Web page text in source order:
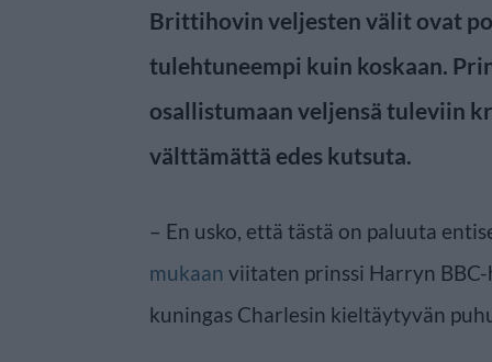
Brittihovin veljesten välit ovat
tulehtuneempi kuin koskaan.
osallistumaan veljensä tuleviin
välttämättä edes kutsuta.
– En usko, että tästä on paluuta
mukaan viitaten prinssi Harryn
kuningas Charlesin kieltäytyvän